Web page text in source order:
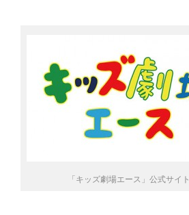
「キッズ劇場エース」公式サイト